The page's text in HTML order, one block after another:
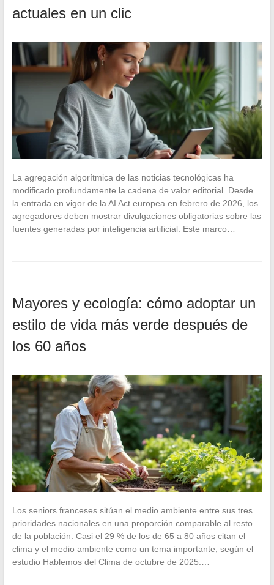
actuales en un clic
La agregación algorítmica de las noticias tecnológicas ha
modificado profundamente la cadena de valor editorial. Desde
la entrada en vigor de la AI Act europea en febrero de 2026, los
agregadores deben mostrar divulgaciones obligatorias sobre las
fuentes generadas por inteligencia artificial. Este marco…
Mayores y ecología: cómo adoptar un
estilo de vida más verde después de
los 60 años
Los seniors franceses sitúan el medio ambiente entre sus tres
prioridades nacionales en una proporción comparable al resto
de la población. Casi el 29 % de los de 65 a 80 años citan el
clima y el medio ambiente como un tema importante, según el
estudio Hablemos del Clima de octubre de 2025.…